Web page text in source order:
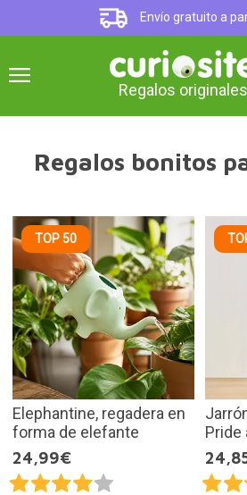
Envío gratuito a
Regalos originales
Regalos bonitos
TOP 50
Elephantine, regadera en
forma de elefante
24,99€
Pride